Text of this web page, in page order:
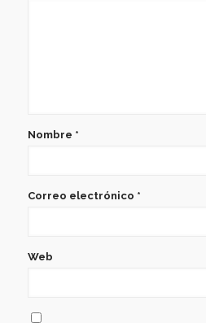
Nombre *
Correo electrónico *
Web